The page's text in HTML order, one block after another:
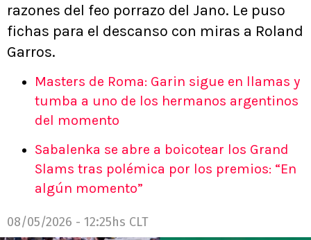
razones del feo porrazo del Jano. Le puso
fichas para el descanso con miras a Roland
Garros.
Masters de Roma: Garin sigue en llamas y
tumba a uno de los hermanos argentinos
del momento
Sabalenka se abre a boicotear los Grand
Slams tras polémica por los premios: “En
algún momento”
08/05/2026 - 12:25hs CLT